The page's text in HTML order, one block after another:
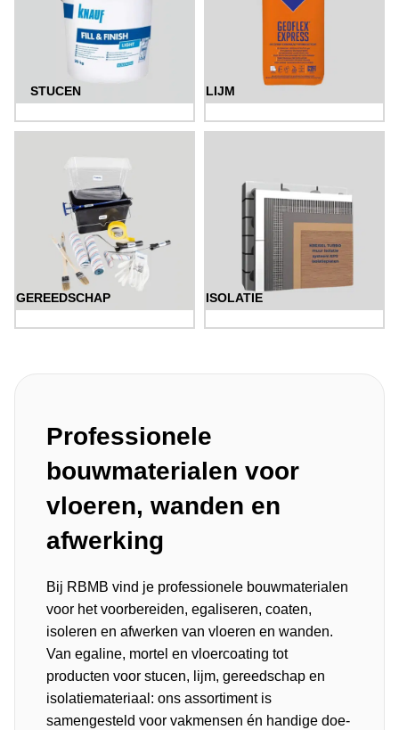
STUCEN LIJM
GEREEDSCHAP ISOLATIE
Professionele
bouwmaterialen voor
vloeren, wanden en
afwerking
Bij RBMB vind je professionele bouwmaterialen
voor het voorbereiden, egaliseren, coaten,
isoleren en afwerken van vloeren en wanden.
Vanegaline, mortel envloercoating tot
producten voorstucen, lijm,gereedschap en
isolatiemateriaal : ons assortiment is
samengesteld voor vakmensen én handige doe-